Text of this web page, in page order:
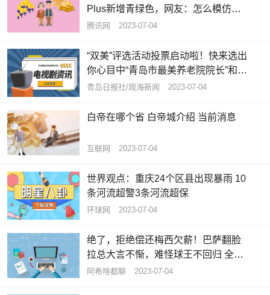
Plus新增青绿色，网友：怎么模仿我
的iPhone12呢？ 焦点速读
腾讯网 2023-07-04
“双美”评选活动投票启动啦！快来选出
你心目中“青岛市最美养老院院长”和
“青岛市最美养老护理员”|全球资讯
青岛日报社/观海新闻 2023-07-04
白帝在哪个省 白帝城介绍 当前消息
互联网 2023-07-04
世界观点：重庆24个区县出现暴雨 10
条河流超警3条河流超保
环球网 2023-07-04
绝了，拒绝偿还梅西欠薪！巴萨翻脸
拉总大言不惭，难怪球王不回归 全球
速看料
阿希啥都聊 2023-07-04